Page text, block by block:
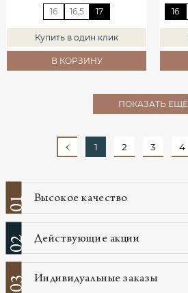
16
16,5 17
Купить в один клик
В КОРЗИНУ
16
ПОКАЗАТЬ ЕЩЁ
1 2 3 4
01 Высокое качество
02 Действующие акции
03 Индивидуальные заказы